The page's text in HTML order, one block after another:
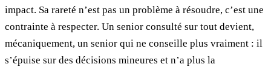
impact. Sa rareté n’est pas un problème à résoudre, c’est une
contrainte à respecter. Un senior consulté sur tout devient,
mécaniquement, un senior qui ne conseille plus vraiment : il
s’épuise sur des décisions mineures et n’a plus la